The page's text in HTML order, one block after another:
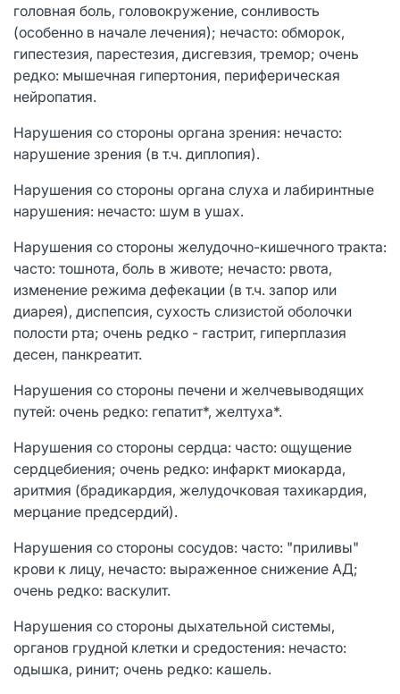
головная боль, головокружение, сонливость
(особенно в начале лечения); нечасто: обморок,
гипестезия, парестезия, дисгевзия, тремор; очень
редко: мышечная гипертония, периферическая
нейропатия.
Нарушения со стороны органа зрения: нечасто:
нарушение зрения (в т.ч. диплопия).
Нарушения со стороны органа слуха и лабиринтные
нарушения: нечасто: шум в ушах.
Нарушения со стороны желудочно-кишечного тракта:
часто: тошнота, боль в животе; нечасто: рвота,
изменение режима дефекации (в т.ч. запор или
диарея), диспепсия, сухость слизистой оболочки
полости рта; очень редко - гастрит, гиперплазия
десен, панкреатит.
Нарушения со стороны печени и желчевыводящих
путей: очень редко: гепатит*, желтуха*.
Нарушения со стороны сердца: часто: ощущение
сердцебиения; очень редко: инфаркт миокарда,
аритмия (брадикардия, желудочковая тахикардия,
мерцание предсердий).
Нарушения со стороны сосудов: часто: "приливы"
крови к лицу, нечасто: выраженное снижение АД;
очень редко: васкулит.
Нарушения со стороны дыхательной системы,
органов грудной клетки и средостения: нечасто:
одышка, ринит; очень редко: кашель.